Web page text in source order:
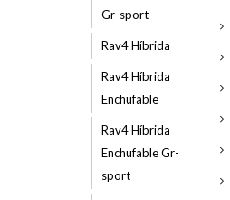
Gr-sport
Rav4 Híbrida
Rav4 Híbrida
Enchufable
Rav4 Híbrida
Enchufable Gr-
sport